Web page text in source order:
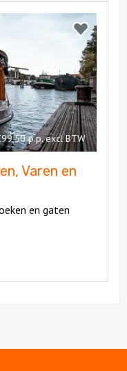
Bekijk
Wandelen,
Varen
en
Dinerspel
p.p. excl BTW
Varen en
en gaten